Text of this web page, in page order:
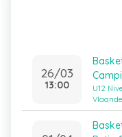
26/03
13:00
U12